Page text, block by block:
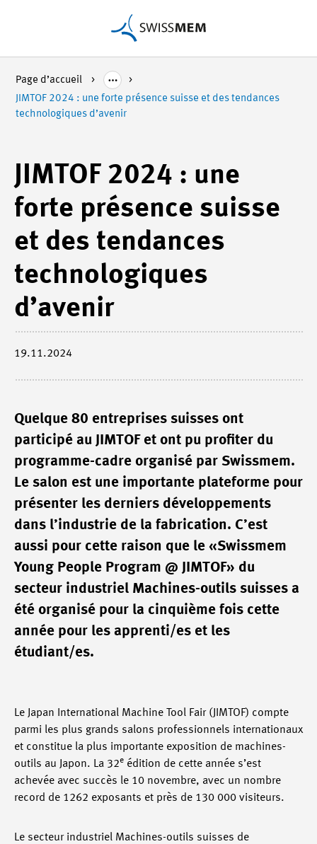
Page d’accueil
JIMTOF 2024 : une forte présence suisse et des tendances
technologiques d’avenir
JIMTOF 2024 : une
forte présence suisse
et des tendances
technologiques
d’avenir
19.11.2024
Quelque 80 entreprises suisses ont
participé au JIMTOF et ont pu profiter du
programme-cadre organisé par Swissmem.
Le salon est une importante plateforme pour
présenter les derniers développements
dans l’industrie de la fabrication. C’est
aussi pour cette raison que le «Swissmem
Young People Program @ JIMTOF» du
secteur industriel Machines-outils suisses a
été organisé pour la cinquième fois cette
année pour les apprenti/es et les
étudiant/es.
Le Japan International Machine Tool Fair (JIMTOF) compte
parmi les plus grands salons professionnels internationaux
et constitue la plus importante exposition de machines-
outils au Japon. La 32e édition de cette année s’est
achevée avec succès le 10 novembre, avec un nombre
record de 1262 exposants et près de 130 000 visiteurs.
Le secteur industriel Machines-outils suisses de